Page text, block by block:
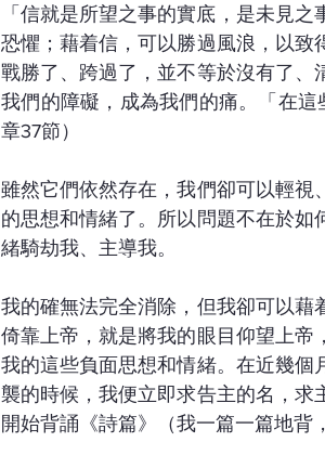
「信就是所望之事的實底，是未見
恐懼；藉着信，可以勝過風浪，以致
戰勝了、跨過了，並不等於沒有了、
我們的障礙，成為我們的痛。「在
章37節）
雖然它們依然存在，我們卻可以輕視
的思想和情緒了。所以問題不在於
緒騎劫我、主導我。
我的確無法完全消除，但我卻可以藉
倚靠上帝，就是將我的眼目仰望上帝
我的這些負面思想和情緒。在近幾個
襲的時候，我便立即求告主的名，求
開始背誦《詩篇》（我一篇一篇地背